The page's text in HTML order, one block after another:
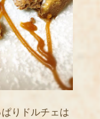
りドルチェは